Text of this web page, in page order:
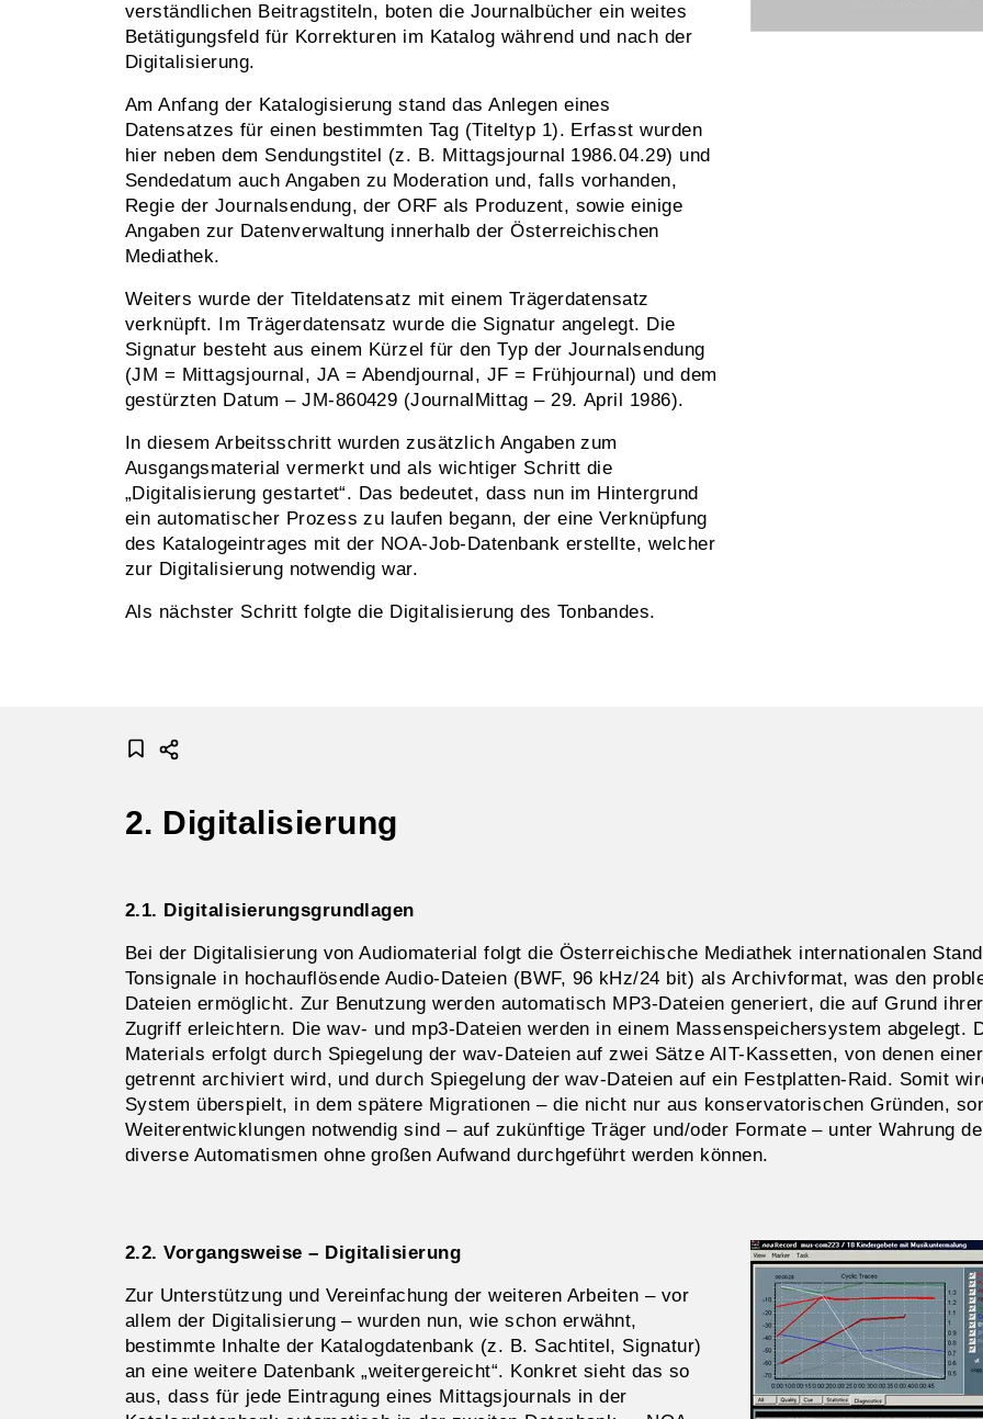
verständlichen Beitragstiteln, boten die Journalbücher ein weites
Betätigungsfeld für Korrekturen im Katalog während und nach der
Digitalisierung.
Am Anfang der Katalogisierung stand das Anlegen eines
Datensatzes für einen bestimmten Tag (Titeltyp 1). Erfasst wurden
hier neben dem Sendungstitel (z. B. Mittagsjournal 1986.04.29) und
Sendedatum auch Angaben zu Moderation und, falls vorhanden,
Regie der Journalsendung, der ORF als Produzent, sowie einige
Angaben zur Datenverwaltung innerhalb der Österreichischen
Mediathek.
Weiters wurde der Titeldatensatz mit einem Trägerdatensatz
verknüpft. Im Trägerdatensatz wurde die Signatur angelegt. Die
Signatur besteht aus einem Kürzel für den Typ der Journalsendung
(JM = Mittagsjournal, JA = Abendjournal, JF = Frühjournal) und dem
gestürzten Datum – JM-860429 (JournalMittag – 29. April 1986).
In diesem Arbeitsschritt wurden zusätzlich Angaben zum
Ausgangsmaterial vermerkt und als wichtiger Schritt die
„Digitalisierung gestartet“. Das bedeutet, dass nun im Hintergrund
ein automatischer Prozess zu laufen begann, der eine Verknüpfung
des Katalogeintrages mit der NOA-Job-Datenbank erstellte, welcher
zur Digitalisierung notwendig war.
Als nächster Schritt folgte die Digitalisierung des Tonbandes.
2. Digitalisierung
2.1. Digitalisierungsgrundlagen
Bei der Digitalisierung von Audiomaterial folgt die Österreichische Mediathek internationalen
Tonsignale in hochauflösende Audio-Dateien (BWF, 96 kHz/24 bit) als Archivformat, was den
Dateien ermöglicht. Zur Benutzung werden automatisch MP3-Dateien generiert, die auf Grund
Zugriff erleichtern. Die wav- und mp3-Dateien werden in einem Massenspeichersystem abgelegt.
Materials erfolgt durch Spiegelung der wav-Dateien auf zwei Sätze AIT-Kassetten, von denen
getrennt archiviert wird, und durch Spiegelung der wav-Dateien auf ein Festplatten-Raid. Somit
System überspielt, in dem spätere Migrationen – die nicht nur aus konservatorischen Gründen,
Weiterentwicklungen notwendig sind – auf zukünftige Träger und/oder Formate – unter Wahrung
diverse Automatismen ohne großen Aufwand durchgeführt werden können.
2.2. Vorgangsweise – Digitalisierung
Zur Unterstützung und Vereinfachung der weiteren Arbeiten – vor
allem der Digitalisierung – wurden nun, wie schon erwähnt,
bestimmte Inhalte der Katalogdatenbank (z. B. Sachtitel, Signatur)
an eine weitere Datenbank „weitergereicht“. Konkret sieht das so
aus, dass für jede Eintragung eines Mittagsjournals in der